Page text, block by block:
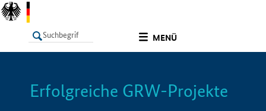
MENÜ
LISTE Info
Erfolgreiche GRW-Projekte